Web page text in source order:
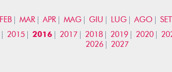
FEB MAR APR MAG GIU LUG AGO SET
2015 2016 2017 2018 2019 2020
2026
2027